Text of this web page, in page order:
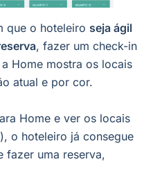
que o hoteleiro seja ágil
, fazer um check-in
Home mostra os locais
atual e por cor.
Home e ver os locais
o hoteleiro já consegue
fazer uma reserva,